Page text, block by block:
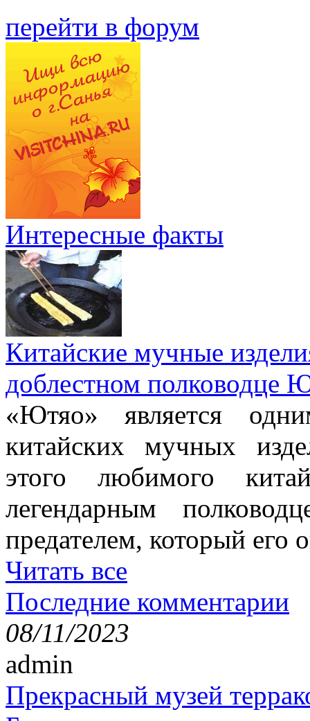
перейти в форум
Интересные факты
Китайские мучные
доблестном полководце
«Ютяо» является
китайских мучных
этого любимого
легендарным
предателем, который его
Читать все
Последние комментарии
08/11/2023
admin
Прекрасный музей